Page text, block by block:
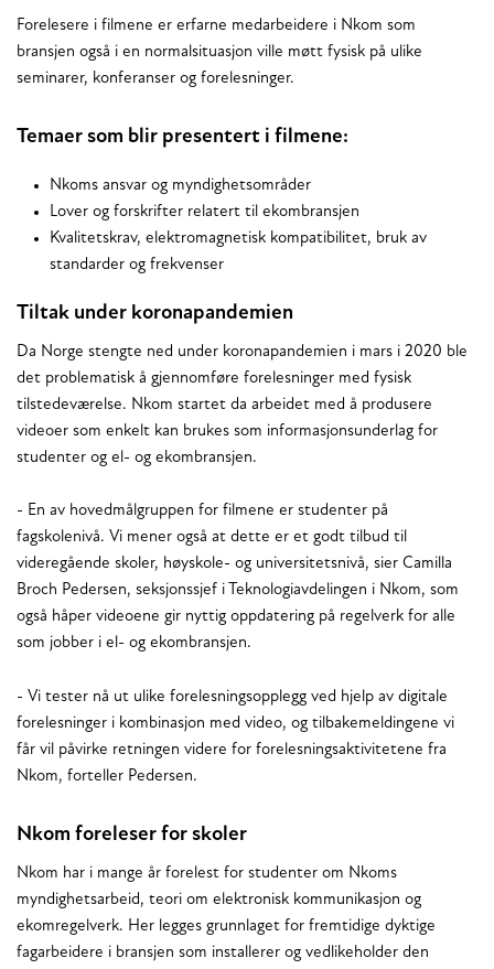
Forelesere i filmene er erfarne medarbeidere i Nkom som
bransjen også i en normalsituasjon ville møtt fysisk på ulike
seminarer, konferanser og forelesninger.
Temaer som blir presentert i filmene:
Nkoms ansvar og myndighetsområder
Lover og forskrifter relatert til ekombransjen
Kvalitetskrav, elektromagnetisk kompatibilitet, bruk av
standarder og frekvenser
Tiltak under koronapandemien
Da Norge stengte ned under koronapandemien i mars i 2020 ble
det problematisk å gjennomføre forelesninger med fysisk
tilstedeværelse. Nkom startet da arbeidet med å produsere
videoer som enkelt kan brukes som informasjonsunderlag for
studenter og el- og ekombransjen.
- En av hovedmålgruppen for filmene er studenter på
fagskolenivå. Vi mener også at dette er et godt tilbud til
videregående skoler, høyskole- og universitetsnivå, sier Camilla
Broch Pedersen, seksjonssjef i Teknologiavdelingen i Nkom, som
også håper videoene gir nyttig oppdatering på regelverk for alle
som jobber i el- og ekombransjen.
- Vi tester nå ut ulike forelesningsopplegg ved hjelp av digitale
forelesninger i kombinasjon med video, og tilbakemeldingene vi
får vil påvirke retningen videre for forelesningsaktivitetene fra
Nkom, forteller Pedersen.
Nkom foreleser for skoler
Nkom har i mange år forelest for studenter om Nkoms
myndighetsarbeid, teori om elektronisk kommunikasjon og
ekomregelverk. Her legges grunnlaget for fremtidige dyktige
fagarbeidere i bransjen som installerer og vedlikeholder den